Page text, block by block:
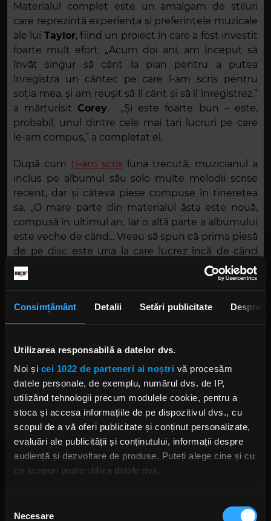
Consimțământ Detalii Setări publicitate Despre
Utilizarea responsabilă a datelor dvs.
Noi și cei 1022 de parteneri ai noștri vă procesăm
datele personale, de exemplu, numărul dvs. de IP,
utilizând tehnologii precum modulele cookie, pentru a
stoca și accesa informațiile de pe dispozitivul dvs., cu
scopul de a vă oferi publicitate și conținut personalizate,
evaluări ale publicității și conținutului, informații despre
audiență și dezvoltare de produse. Puteți alege cine și cu
ce scopuri poate utiliza datele dvs.
Să colectăm informațiile cu privire la locația dvs.
consimțământului
Necesare
Materialul complet este un amalgam de stiluri
care reprezintă experiența și preferințele muzicale
ale lui Taylor, fiind un proiect în care a fost investit
foarte mult efort. „Acum doi ani, am început să
învăț singur să cânt la pian pentru a putea
înregistra un cântec pe care l-am scris pentru
soția mea, și am reușit să îl cânt și să îl înregistrez,”
a mărturisit Corey. „Și este foarte bun – este,
probabil, unul dintre cele mai tari lucruri pe care
le-am compus,” a completat el.
După cum ți-am scris luna trecută, muzicianul a
inclus pe albumul său solo multe melodii scrise
recent, dar și câteva piese compuse în tinerețea
sa. „O mare parte din materialul ăsta este nouă,
compusă în ultimul an. Iar o altă parte a albumului
este veche de când... Vreau să spun că prima piesă
de pe disc este una la care lucrez încă de când
eram la liceu,” a declarat
pentruTrunk
Nation
Loudwire.
Foto: Facebook,Rock FM
COREY TAYLOR COREY TAYLOR ALBUM SOLO STONE SOUR
SLIPKNOT